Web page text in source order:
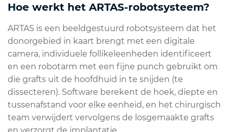
Hoe werkt het ARTAS-robotsysteem?
ARTAS is een beeldgestuurd robotsysteem dat het
donorgebied in kaart brengt met een digitale
camera, individuele follikeleenheden identificeert
en een robotarm met een fijne punch gebruikt om
die grafts uit de hoofdhuid in te snijden (te
dissecteren). Software berekent de hoek, diepte en
tussenafstand voor elke eenheid, en het chirurgisch
team verwijdert vervolgens de losgemaakte grafts
en verzorgt de implantatie.